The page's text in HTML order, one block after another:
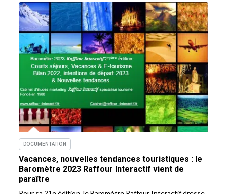
DOCUMENTATION
Vacances, nouvelles tendances touristiques : le
Baromètre 2023 Raffour Interactif vient de
paraître